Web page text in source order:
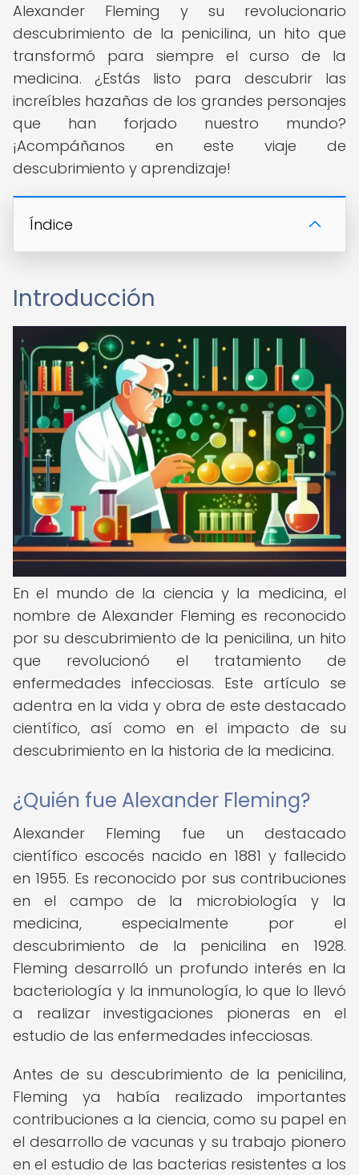
Alexander Fleming y su revolucionario
descubrimiento de la penicilina, un hito que
transformó para siempre el curso de la
medicina. ¿Estás listo para descubrir las
increíbles hazañas de los grandes personajes
que han forjado nuestro mundo?
¡Acompáñanos en este viaje de
descubrimiento y aprendizaje!
Índice
Introducción
En el mundo de la ciencia y la medicina, el
nombre de Alexander Fleming es reconocido
por su descubrimiento de la penicilina, un hito
que revolucionó el tratamiento de
enfermedades infecciosas. Este artículo se
adentra en la vida y obra de este destacado
científico, así como en el impacto de su
descubrimiento en la historia de la medicina.
¿Quién fue Alexander Fleming?
Alexander Fleming fue un destacado
científico escocés nacido en 1881 y fallecido
en 1955. Es reconocido por sus contribuciones
en el campo de la microbiología y la
medicina, especialmente por el
descubrimiento de la penicilina en 1928.
Fleming desarrolló un profundo interés en la
bacteriología y la inmunología, lo que lo llevó
a realizar investigaciones pioneras en el
estudio de las enfermedades infecciosas.
Antes de su descubrimiento de la penicilina,
Fleming ya había realizado importantes
contribuciones a la ciencia, como su papel en
el desarrollo de vacunas y su trabajo pionero
en el estudio de las bacterias resistentes a los